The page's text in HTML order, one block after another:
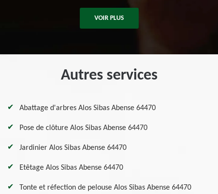
VOIR PLUS
Autres services
Abattage d'arbres Alos Sibas Abense 64470
Pose de clôture Alos Sibas Abense 64470
Jardinier Alos Sibas Abense 64470
Etêtage Alos Sibas Abense 64470
Tonte et réfection de pelouse Alos Sibas Abense 64470